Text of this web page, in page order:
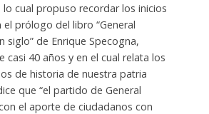
lo cual propuso recordar los inicios
prólogo del libro “General
siglo” de Enrique Specogna,
casi 40 años y en el cual relata los
de historia de nuestra patria
que “el partido de General
el aporte de ciudadanos con